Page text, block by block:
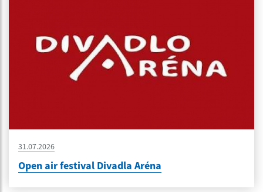
31.07.2026
Open air festival Divadla Aréna